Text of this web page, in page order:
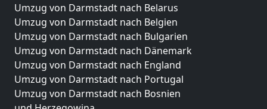
Umzug von Darmstadt nach Belarus
Umzug von Darmstadt nach Belgien
Umzug von Darmstadt nach Bulgarien
Umzug von Darmstadt nach Dänemark
Umzug von Darmstadt nach England
Umzug von Darmstadt nach Portugal
Umzug von Darmstadt nach Bosnien